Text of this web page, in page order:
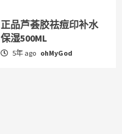
正品芦荟胶祛痘印补水
保湿500ML
5年 ago ohMyGod